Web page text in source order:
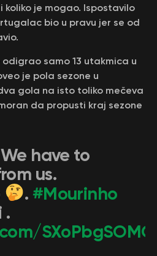
je mogao. Ispostavilo
bio u pravu jer se od
odigrao samo 13 utakmica u
je pola sezone u
gola na isto toliko mečeva
da propusti kraj sezone
have to
us.
. #Mourinho
.
SXoPbgSOMC